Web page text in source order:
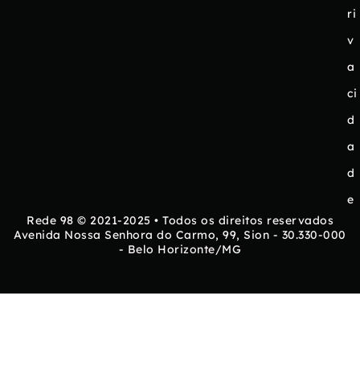
ri
v
a
ci
d
a
d
e
Rede 98 © 2021-2025 • Todos os direitos reservados
Avenida Nossa Senhora do Carmo, 99, Sion - 30.330-000
- Belo Horizonte/MG